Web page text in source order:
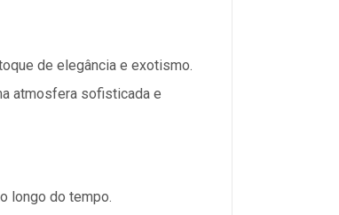
de elegância e exotismo.
atmosfera sofisticada e
longo do tempo.